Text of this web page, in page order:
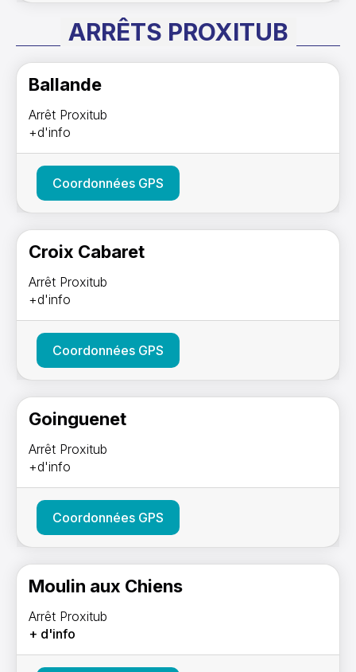
ARRÊTS PROXITUB
Ballande
Arrêt Proxitub
+d'info
Coordonnées GPS
Croix Cabaret
Arrêt Proxitub
+d'info
Coordonnées GPS
Goinguenet
Arrêt Proxitub
+d'info
Coordonnées GPS
Moulin aux Chiens
Arrêt Proxitub
+ d'info